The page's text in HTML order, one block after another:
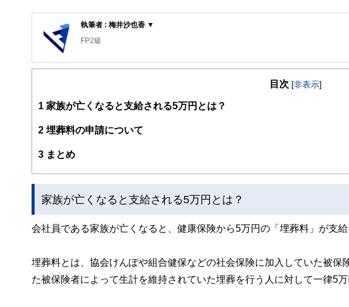
執筆者 : 梅井沙也香 ▼
FP2級
目次 [非表示]
1 家族が亡くなると支給される5万円とは？
2 埋葬料の申請について
3 まとめ
家族が亡くなると支給される5万円とは？
会社員である家族が亡くなると、健康保険から5万円の「埋葬料」が支給
埋葬料とは、協会けんぽや組合健保などの社会保険に加入していた被保
た被保険者によって生計を維持されていた埋葬を行う人に対して一律5万